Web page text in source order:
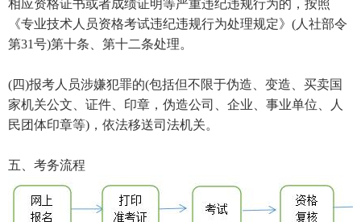
相应资格证书或者成绩证明等严重违纪违规行为的，按照
《专业技术人员资格考试违纪违规行为处理规定》(人社部令
第31号)第十条、第十二条处理。
(四)报考人员涉嫌犯罪的(包括但不限于伪造、变造、买卖国
家机关公文、证件、印章，伪造公司、企业、事业单位、人
民团体印章等)，依法移送司法机关。
五、考务流程